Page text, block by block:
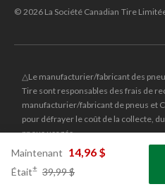
Maintenant 14,96 $
Était± 39,99 $
Obtenez les plus
© 2026 La Société Canadian Tire
△Le manufacturier/fabricant des
Tire sont responsables des frais de
manufacturier/fabricant de pneus et
pour défrayer le coût de la collecte,
pneus usagés.
CANADIAN TIRE MDet le logo du
marques de commerce déposées de